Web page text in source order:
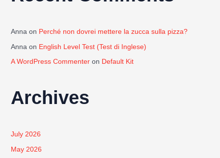
Anna on Perché non dovrei mettere la zucca sulla pizza?
Anna on English Level Test (Test di Inglese)
A WordPress Commenter on Default Kit
Archives
July 2026
May 2026